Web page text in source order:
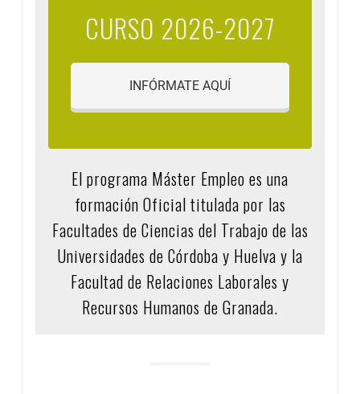
CURSO 2026-2027
INFÓRMATE AQUÍ
El programa Máster Empleo es una
formación Oficial titulada por las
Facultades de Ciencias del Trabajo de las
Universidades de Córdoba y Huelva y la
Facultad de Relaciones Laborales y
Recursos Humanos de Granada.